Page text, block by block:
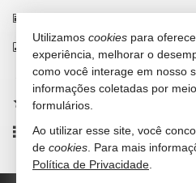
indicadores financeiros
cadastre seu imóvel
imóveis favoritos
mapa de imóveis
Utilizamos cookies para
experiência, melhorar o
como você interage em nosso
informações coletadas por
formulários.
Ao utilizar esse site, você
de cookies . Para mais
Política de Privacidade